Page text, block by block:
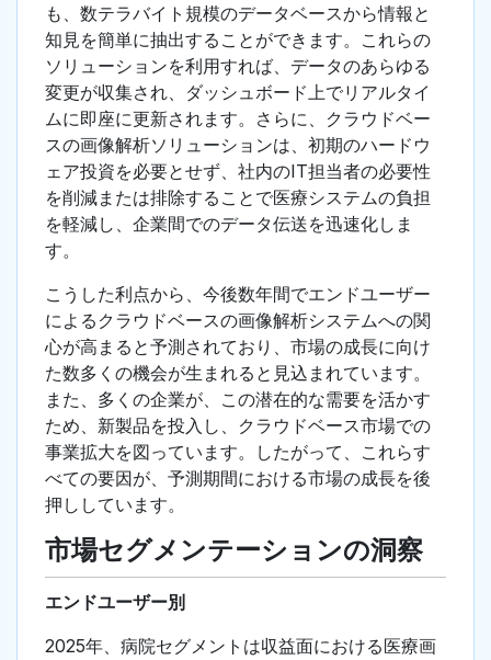
も、数テラバイト規模のデータベースから情報と
知見を簡単に抽出することができます。これらの
ソリューションを利用すれば、データのあらゆる
変更が収集され、ダッシュボード上でリアルタイ
ムに即座に更新されます。さらに、クラウドベー
スの画像解析ソリューションは、初期のハードウ
ェア投資を必要とせず、社内のIT担当者の必要性
を削減または排除することで医療システムの負担
を軽減し、企業間でのデータ伝送を迅速化しま
す。
こうした利点から、今後数年間でエンドユーザー
によるクラウドベースの画像解析システムへの関
心が高まると予測されており、市場の成長に向け
た数多くの機会が生まれると見込まれています。
また、多くの企業が、この潜在的な需要を活かす
ため、新製品を投入し、クラウドベース市場での
事業拡大を図っています。したがって、これらす
べての要因が、予測期間における市場の成長を後
押ししています。
市場セグメンテーションの洞察
エンドユーザー別
2025年、病院セグメントは収益面における医療画